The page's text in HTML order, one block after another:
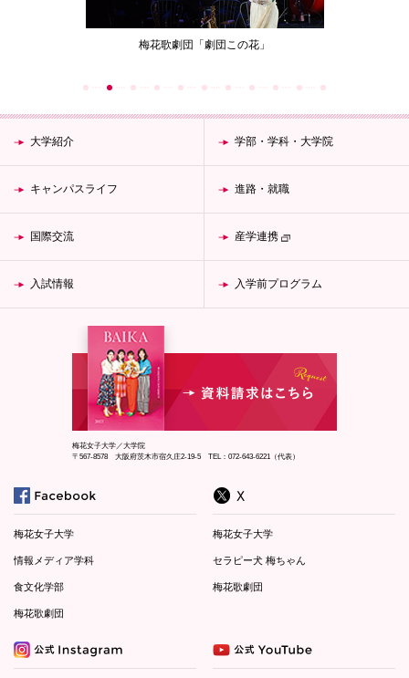
梅花歌劇団「劇団この花」
大学紹介 学部・学科・大学院
キャンパスライフ 進路・就職
国際交流 産学連携
入試情報 入学前プログラム
梅花女子大学／大学院
〒567-8578 大阪府茨木市宿久庄2-19-5 TEL：072-643-6221（代表）
梅花女子大学
情報メディア学科
食文化学部
梅花歌劇団
梅花女子大学
セラピー犬 梅ちゃん
梅花歌劇団